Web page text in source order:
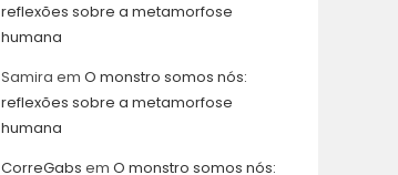
reflexões sobre a metamorfose
humana
Samira em O monstro somos nós:
reflexões sobre a metamorfose
humana
CorreGabs em O monstro somos nós: